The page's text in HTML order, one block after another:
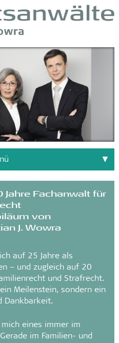
Jahre Fachanwalt für
von
J. Wowra
auf 25 Jahre als
– und zugleich auf 20
und Strafrecht.
Meilenstein, sondern ein
Dankbarkeit.
eines immer im
im Familien- und